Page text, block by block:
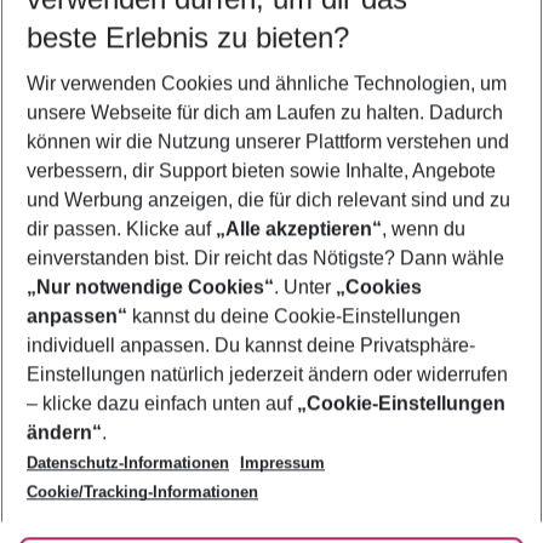
5-8 Nächte
2 Erwachsene Keine Kinder
Mehr Filter anzeigen
Footer
Footer navigation
Über uns
AGB
Bestpreisgarantie
Cookie-Einstellungen ändern
Cookie-Richtlinie
Agenturbetreuung
Barrierefreies Reisen
Folge uns
beste Erlebnis zu bieten?
Wir verwenden Cookies und ähnliche Technologien, um
unsere Webseite für dich am Laufen zu halten. Dadurch
können wir die Nutzung unserer Plattform verstehen und
verbessern, dir Support bieten sowie Inhalte, Angebote
und Werbung anzeigen, die für dich relevant sind und zu
dir passen. Klicke auf „Alle akzeptieren“, wenn du
einverstanden bist. Dir reicht das Nötigste? Dann wähle
„Nur notwendige Cookies“. Unter „Cookies
anpassen“ kannst du deine Cookie-Einstellungen
individuell anpassen. Du kannst deine Privatsphäre-
Einstellungen natürlich jederzeit ändern oder widerrufen
– klicke dazu einfach unten auf „Cookie-Einstellungen
ändern“.
Datenschutz-Informationen
Impressum
Cookie/Tracking-Informationen